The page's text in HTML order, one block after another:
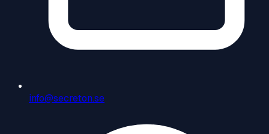
info@secreton.se